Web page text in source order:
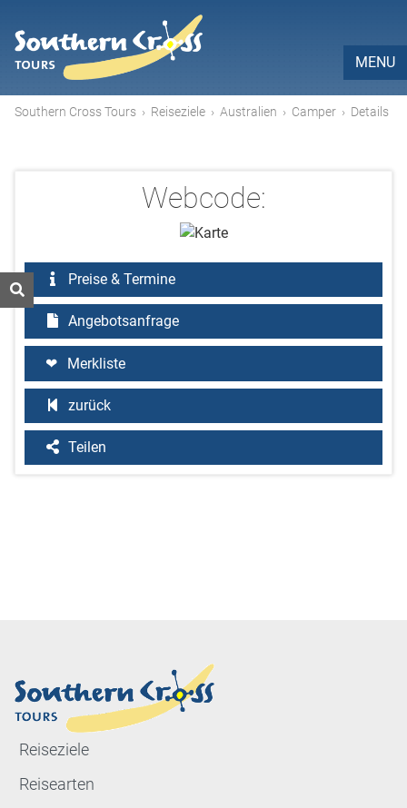
MENU
Southern Cross Tours › Reiseziele › Australien › Camper › Details
Webcode:
Preise & Termine
Angebotsanfrage
Merkliste
zurück
Teilen
Reiseziele
Reisearten